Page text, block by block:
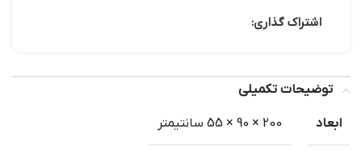
اشتراک گذاری:
توضیحات تکمیلی
ابعاد 200 × 90 × 55 سانتیمتر